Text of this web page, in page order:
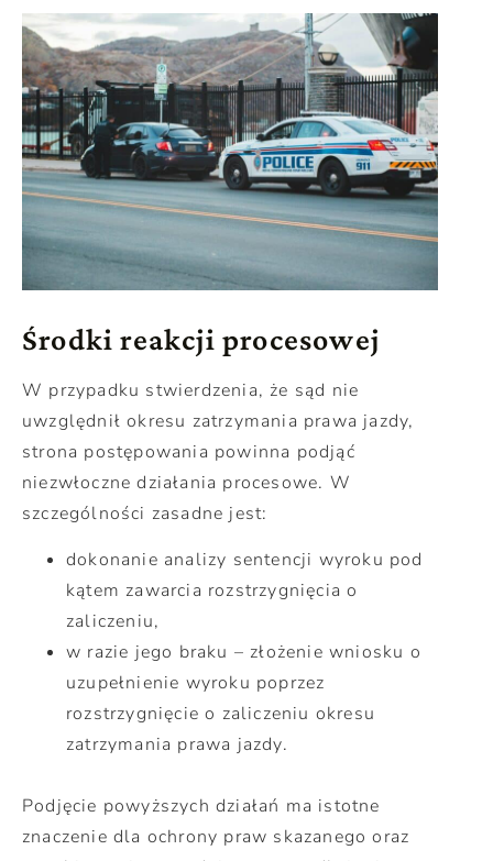
Środki reakcji procesowej
W przypadku stwierdzenia, że sąd nie
uwzględnił okresu zatrzymania prawa jazdy,
strona postępowania powinna podjąć
niezwłoczne działania procesowe. W
szczególności zasadne jest:
dokonanie analizy sentencji wyroku pod
kątem zawarcia rozstrzygnięcia o
zaliczeniu,
w razie jego braku – złożenie wniosku o
uzupełnienie wyroku poprzez
rozstrzygnięcie o zaliczeniu okresu
zatrzymania prawa jazdy.
Podjęcie powyższych działań ma istotne
znaczenie dla ochrony praw skazanego oraz